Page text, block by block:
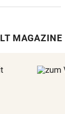
MAGAZINE